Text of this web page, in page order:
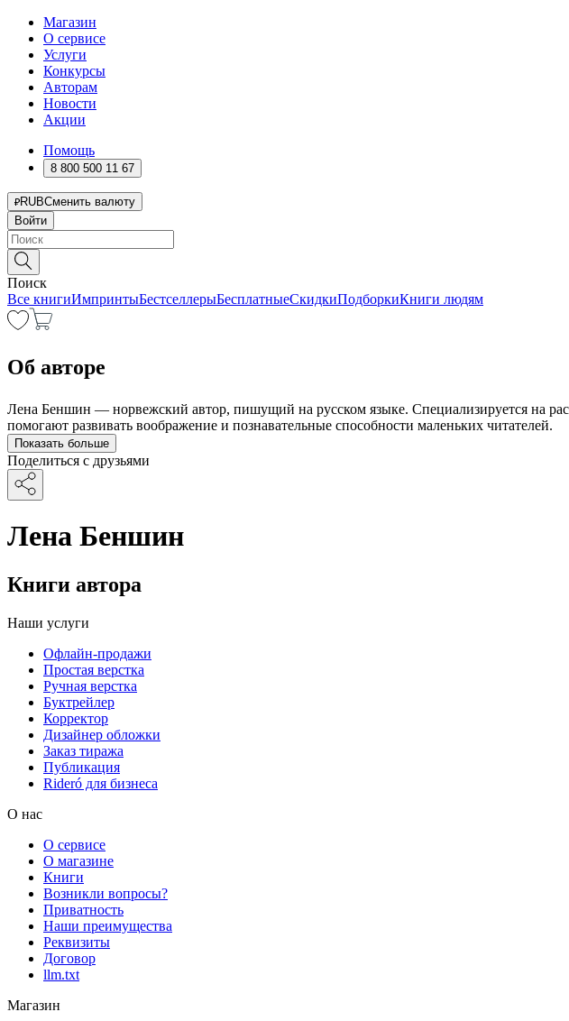
Магазин
О сервисе
Услуги
Конкурсы
Авторам
Новости
Акции
Помощь
8 800 500 11 67
RUBСменить валюту
Войти
Поиск
Все книгиИмпринтыБестселлерыБесплатныеСкидкиПодборкиКниги людям
Об авторе
Лена Беншин — норвежский автор, пишущий на русском языке. Специализируется на
помогают развивать воображение и познавательные способности маленьких читателей.
Показать больше
Поделиться с друзьями
Лена Беншин
Книги автора
Наши услуги
Офлайн-продажи
Простая верстка
Ручная верстка
Буктрейлер
Корректор
Дизайнер обложки
Заказ тиража
Публикация
Rideró для бизнеса
О нас
О сервисе
О магазине
Книги
Возникли вопросы?
Приватность
Наши преимущества
Реквизиты
Договор
llm.txt
Магазин